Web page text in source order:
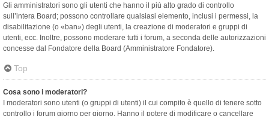
Gli amministratori sono gli utenti che hanno il più alto grado di controllo
sull’intera Board; possono controllare qualsiasi elemento, inclusi i permessi, la
disabilitazione (o «ban») degli utenti, la creazione di moderatori e gruppi di
utenti, ecc. Inoltre, possono moderare tutti i forum, a seconda delle autorizzazioni
concesse dal Fondatore della Board (Amministratore Fondatore).
Top
Cosa sono i moderatori?
I moderatori sono utenti (o gruppi di utenti) il cui compito è quello di tenere sotto
controllo i forum giorno per giorno. Hanno il potere di modificare o cancellare